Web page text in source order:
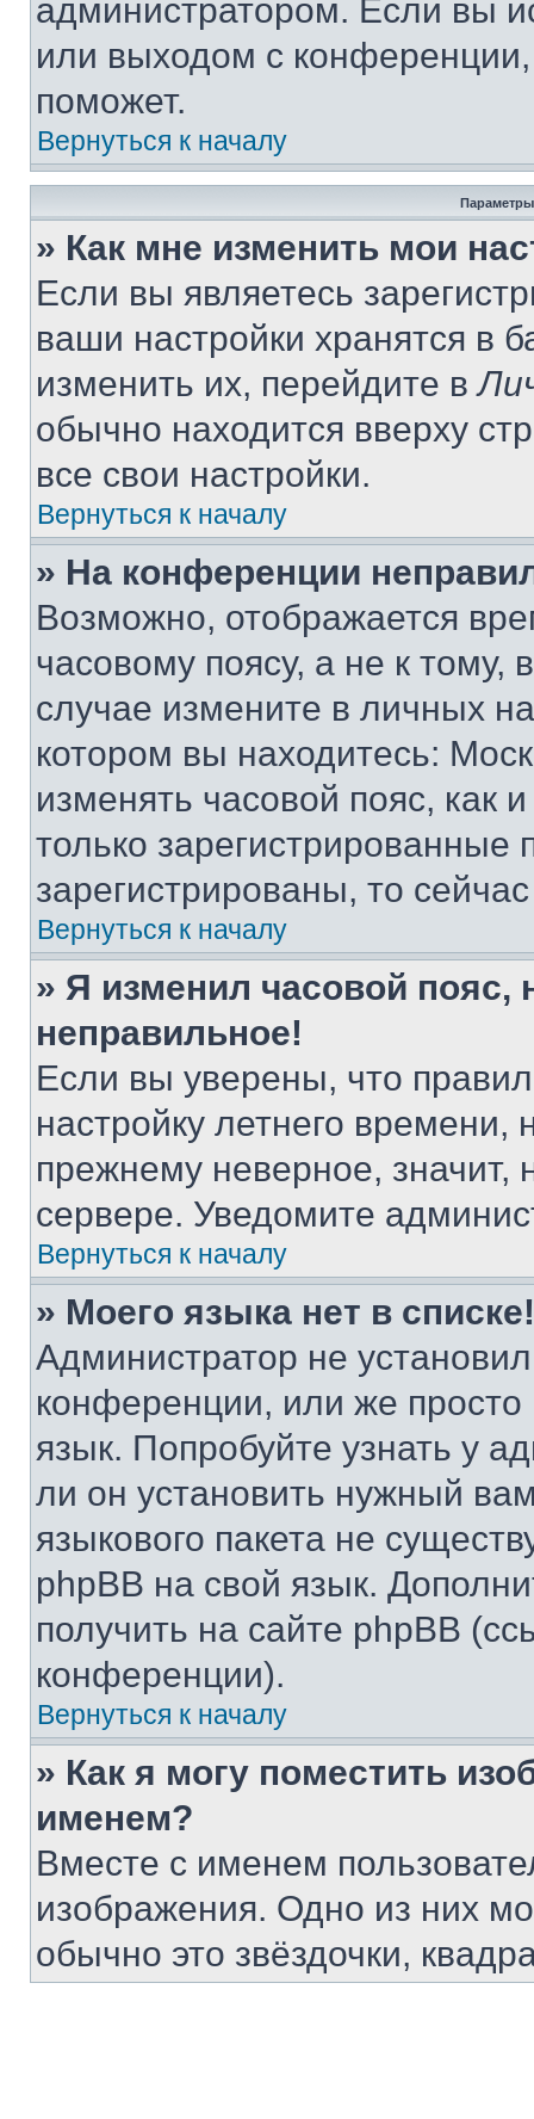
администратором. Если вы
или выходом с
поможет.
Вернуться к началу
Параметры
» Как мне изменить мои
Если вы являетесь
ваши настройки хранятся в
изменить их, перейдите в
обычно находится вверху
все свои настройки.
Вернуться к началу
» На конференции
Возможно, отображается
часовому поясу, а не к тому,
случае измените в личных
котором вы находитесь:
изменять часовой пояс, как
только
зарегистрированы, то
Вернуться к началу
» Я изменил часовой пояс,
неправильное!
Если вы уверены, что
настройку летнего
прежнему неверное, значит,
сервере. Уведомите
Вернуться к началу
» Моего языка нет в списке!
Администратор не
конференции, или же
язык. Попробуйте узнать у
ли он установить нужный
языкового пакета не
phpBB на свой язык.
получить на сайте phpBB
конференции).
Вернуться к началу
» Как я могу поместить
именем?
Вместе с именем
изображения. Одно из них
обычно это звёздочки,